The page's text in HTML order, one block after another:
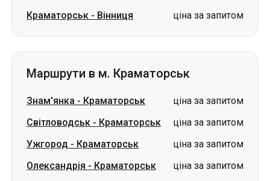
Краматорськ - Вінниця ціна за запитом
Маршрути в м. Краматорськ
Знам'янка - Краматорськ
ціна за запитом
Світловодськ - Краматорськ
ціна за запитом
Ужгород - Краматорськ
ціна за запитом
Олександрія - Краматорськ
ціна за запитом